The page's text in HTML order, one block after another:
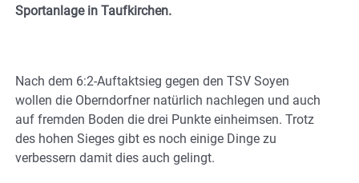
Sportanlage in Taufkirchen.
Nach dem 6:2-Auftaktsieg gegen den TSV Soyen
wollen die Oberndorfner natürlich nachlegen und auch
auf fremden Boden die drei Punkte einheimsen. Trotz
des hohen Sieges gibt es noch einige Dinge zu
verbessern damit dies auch gelingt.